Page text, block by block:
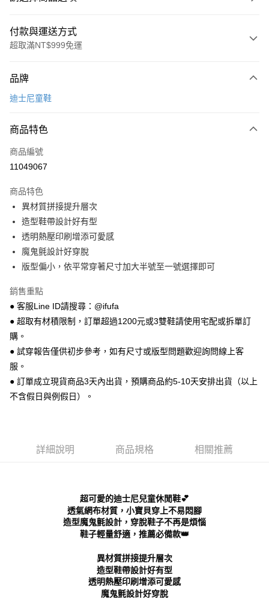
付款與運送方式
超取滿NT$999免運
信用卡一次付款
LINE Pay
Apple Pay
悠遊付
Google Pay
全盈+PAY
AFTEE先享後付
【關於「AFTEE先享後付」】
AFTEE先享後付是「在收到商品之後才付款」的支付方式。 讓您購物簡單
１．簡單：不需註冊會員、不需綁卡、不需儲值。
２．便利：只要手機號碼，簡訊認證，即可結帳。
３．安心：先確認商品／服務後，再付款。
【「AFTEE先享後付」結帳流程】
１．於結帳方式選擇「AFTEE先享後付」後，將跳轉至「AFTEE先享後付」
２．訂單成立數日內，您將收到繳費通知簡訊。
購買商品的店家。未經商家同意取消之訂單仍視為有效，需透過AFTEE先享
後付繳納相關費用。
１．透過由恩沛科技股份有限公司提供之「AFTEE先享後付」服務完成之交
易，需依本服務之必要範圍內提供個人資料，並將交易相關給付款項請求債
權轉讓予恩沛科技股份有限公司。
２．關於個人資料處理事宜，請瀏覽以下網址：
https://aftee.tw/terms/#terms3
３．未成年的使用者請事先徵得法定代理人或監護人之同意方可使用
「AFTEE先享後付」，若未經同意申辦者引起之損失，本公司不負相關責
ATM付款
運送方式
全家 取貨付款
每筆NT$70，滿NT$999(含以上)免運費
付款後 全家取貨
每筆NT$70，滿NT$999(含以上)免運費
每筆NT$90，滿NT$999(含以上)免運費
品牌
迪士尼童鞋
商品特色
商品編號
11049067
商品特色
異材質拼接提升層次
造型鞋帶設計好有型
透明熱壓印刷增添可愛感
魔鬼氈設計好穿脫
版型偏小，依平常穿著尺寸加大半號至一號選擇即可
銷售重點
● 客服Line ID請搜尋：@ifufa
● 超取有材積限制，訂單超過1200元或3雙鞋請使用宅配或拆單訂
購。
● 試穿報告僅供初步參考，如有尺寸或版型問題歡迎詢問線上客
服。
● 訂單成立現貨商品3天內出貨，預購商品約5-10天安排出貨（以上
不含假日與例假日）。
詳細說明 商品規格 相關推薦
超可愛的迪士尼兒童休閒鞋💕
透氣網布材質，小寶貝穿上不易悶腳
造型魔鬼氈設計，穿脫鞋子不再是煩惱
鞋子輕量舒適，推薦必備款👑
異材質拼接提升層次
造型鞋帶設計好有型
透明熱壓印刷增添可愛感
魔鬼氈設計好穿脫